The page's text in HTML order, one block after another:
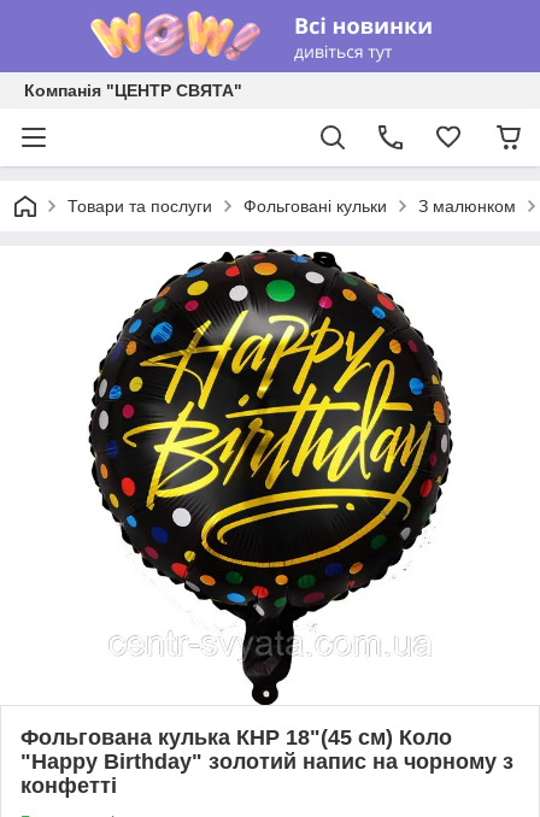
Компанія "ЦЕНТР СВЯТА"
Товари та послуги Фольговані кульки З малюнком
Фольгована кулька КНР 18"(45 см) Коло
"Happу Birthday" золотий напис на чорному з
конфетті